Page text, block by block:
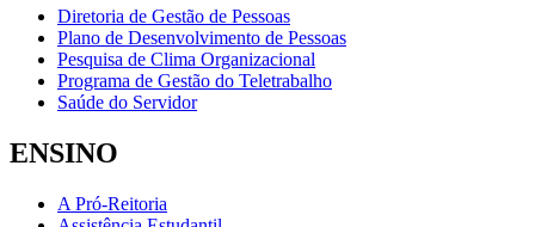
Diretoria de Gestão de Pessoas
Plano de Desenvolvimento de Pessoas
Pesquisa de Clima Organizacional
Programa de Gestão do Teletrabalho
Saúde do Servidor
ENSINO
A Pró-Reitoria